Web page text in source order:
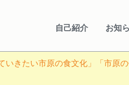
自己紹介 お知
いきたい市原の食文化」「市原